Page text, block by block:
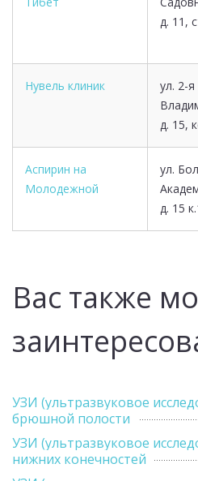
д. 11,
Нувель клиник
ул. 2-я
д. 15,
Аспирин на
Молодежной
ул.
д. 15
Вас также
УЗИ (ультразвуковое
брюшной полости
УЗИ (ультразвуковое
нижних конечностей